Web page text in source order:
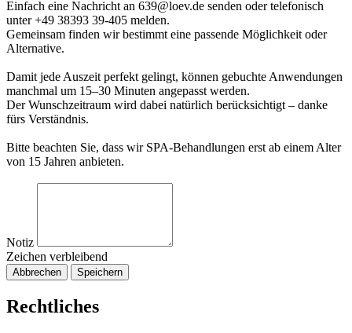
Einfach eine Nachricht an 639@loev.de senden oder telefonisch
unter +49 38393 39-405 melden.
Gemeinsam finden wir bestimmt eine passende Möglichkeit oder
Alternative.
Damit jede Auszeit perfekt gelingt, können gebuchte Anwendungen
manchmal um 15–30 Minuten angepasst werden.
Der Wunschzeitraum wird dabei natürlich berücksichtigt – danke
fürs Verständnis.
Bitte beachten Sie, dass wir SPA-Behandlungen erst ab einem Alter
von 15 Jahren anbieten.
Notiz
Zeichen verbleibend
Abbrechen Speichern
Rechtliches